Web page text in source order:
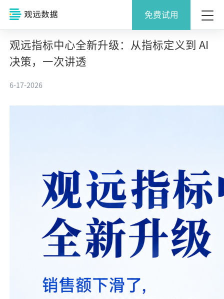
免费试用
观远指标中心全新升级：从指标定义到 AI
决策，一次讲透
6-17-2026